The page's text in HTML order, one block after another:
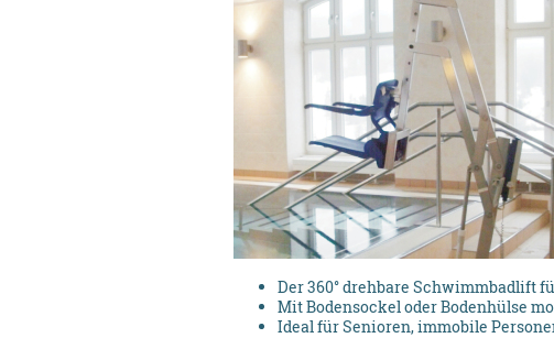
Der 360° drehbare Schwimmbadlift
Mit Bodensockel oder Bodenhülse
Ideal für Senioren, immobile